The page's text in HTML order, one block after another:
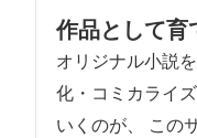
作品として
オリジナル小説
化・コミカライ
いくのが、 この